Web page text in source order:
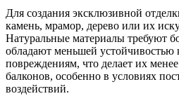
Для создания эксклюзивной
камень, мрамор, дерево или их
Натуральные материалы требуют
обладают меньшей устойчивостью
повреждениям, что делает их
балконов, особенно в условиях
воздействий.